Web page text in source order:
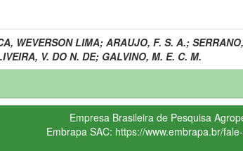
WEVERSON LIMA; ARAUJO, F. S. A.;
V. DO N. DE; GALVINO, M. E. C. M.
Empresa Brasileira de Pesquisa
Embrapa SAC: https://www.embrapa.br/